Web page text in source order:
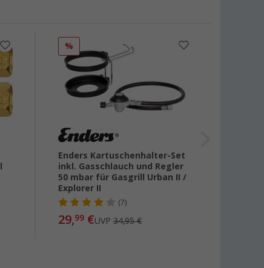
%
Enders Kartuschenhalter-Set
inkl. Gasschlauch und Regler
50 mbar für Gasgrill Urban II /
Explorer II
(7)
29,99€UVP 34,95 €